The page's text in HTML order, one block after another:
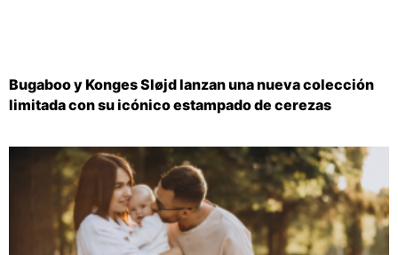
Bugaboo y Konges Sløjd lanzan una nueva colección
limitada con su icónico estampado de cerezas